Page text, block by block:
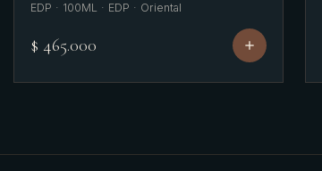
EDP · 100ML · EDP · Oriental
$ 465.000